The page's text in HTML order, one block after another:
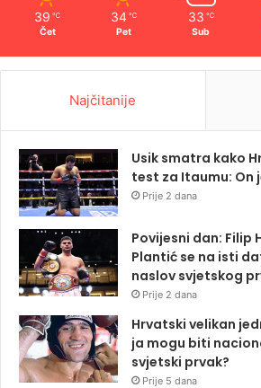
39 ℃
Čet
34 ℃
Pet
33 ℃
Sub
Najčitanije
Usik smatra kako
test za Itaumu: On
Prije 2 dana
Povijesni dan: Filip
Plantić se na isti
naslov svjetskog
Prije 2 dana
Hrvatski velikan
ja mogu biti
svjetski prvak?
Prije 5 dana